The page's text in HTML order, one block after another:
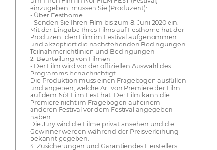
einzugeben, müssen Sie (Produzent):
- Über Festhome.
- Senden Sie Ihren Film bis zum 8. Juni 2020 ein.
Mit der Eingabe Ihres Films auf Festhome hat der
Produzent den Film im Festival aufgenommen
und akzeptiert die nachstehenden Bedingungen,
Teilnahmerichtlinien und Bedingungen.
2. Beurteilung von Filmen
- Der Film wird vor der offiziellen Auswahl des
Programms benachrichtigt.
Die Produktion muss einen Fragebogen ausfüllen
und angeben, welche Art von Premiere der Film
auf dem Nòt Film Fest hat. Der Film kann die
Premiere nicht im Fragebogen auf einem
anderen Festival vor dem Festival angegeben
haben.
Die Jury wird die Filme privat ansehen und die
Gewinner werden während der Preisverleihung
bekannt gegeben.
4. Zusicherungen und Garantiendes Herstellers